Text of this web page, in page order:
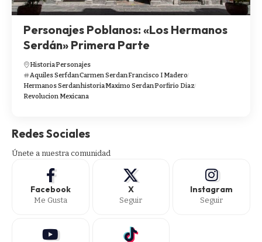
Personajes Poblanos: «Los Hermanos
Serdán» Primera Parte
HistoriaPersonajes
Aquiles SerfdanCarmen SerdanFrancisco I Madero
Hermanos SerdanhistoriaMaximo SerdanPorfirio Diaz
Revolucion Mexicana
Redes Sociales
Únete a nuestra comunidad
Facebook
Me Gusta
X
Seguir
Instagram
Seguir